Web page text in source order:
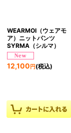
WEARMOI（ウェアモ
ア）ニットパンツ
SYRMA（シルマ）
12,100 円 (税込)